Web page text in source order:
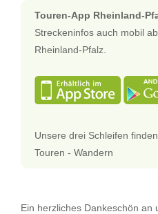
Touren-App Rheinland-
Streckeninfos auch mobil
Rheinland-Pfalz.
Unsere drei Schleifen
Touren - Wandern
Ein herzliches Dankeschön an